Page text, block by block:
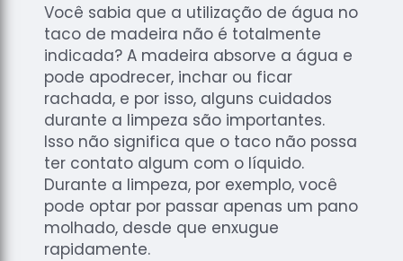
Você sabia que a utilização de água no
taco de madeira não é totalmente
indicada? A madeira absorve a água e
pode apodrecer, inchar ou ficar
rachada, e por isso, alguns cuidados
durante a limpeza são importantes.
Isso não significa que o taco não possa
ter contato algum com o líquido.
Durante a limpeza, por exemplo, você
pode optar por passar apenas um pano
molhado, desde que enxugue
rapidamente.